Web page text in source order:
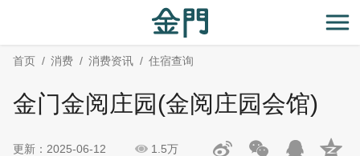
主
开
首页 消费 消费资讯 住宿查询
金门金阅庄园(金阅庄园会馆)
更新：2025-06-12 1.5万
社